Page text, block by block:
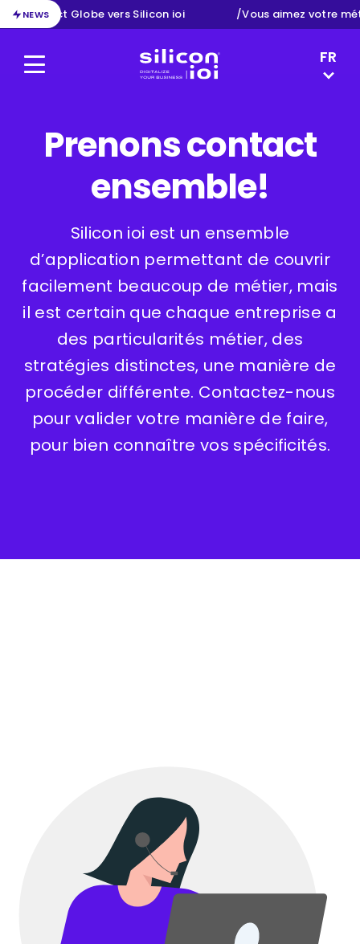
NEWS
d’Exact Globe vers Silicon ioi /Vous aimez votre
Menu
FR
Prenons contact
ensemble!
Silicon ioi est un ensemble
d’application permettant de couvrir
facilement beaucoup de métier, mais
il est certain que chaque entreprise a
des particularités métier, des
stratégies distinctes, une manière de
procéder différente. Contactez-nous
pour valider votre manière de faire,
pour bien connaître vos spécificités.